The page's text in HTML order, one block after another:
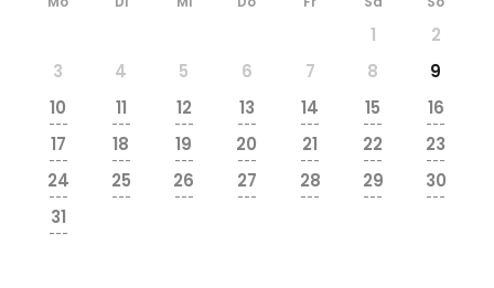
1
2
3
4 5 6 7 8
9
10
---
11
---
12
---
13
---
14
---
15
---
16
---
17
---
18
---
19
---
20
---
21
---
22
---
23
---
24
---
25
---
26
---
27
---
28
---
29
---
30
---
31
---